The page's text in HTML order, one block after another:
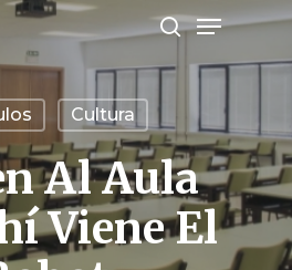
Menu
Cultura
Al Aula
Viene El